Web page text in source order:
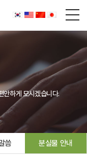
안하게 모시겠습니다.
씀 분실물 안내